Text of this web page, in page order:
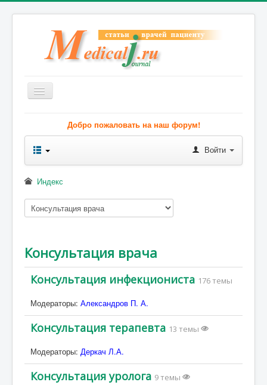
Включить/
выключить
Весь Медикал
Диагностика
Лечение
Добро пожаловать на наш форум!
Войти
Индекс
Консультация врача
Консультация инфекциониста 176 темы
Модераторы: Александров П. А.
Консультация терапевта 13 темы
Модераторы: Деркач Л.А.
Консультация уролога 9 темы